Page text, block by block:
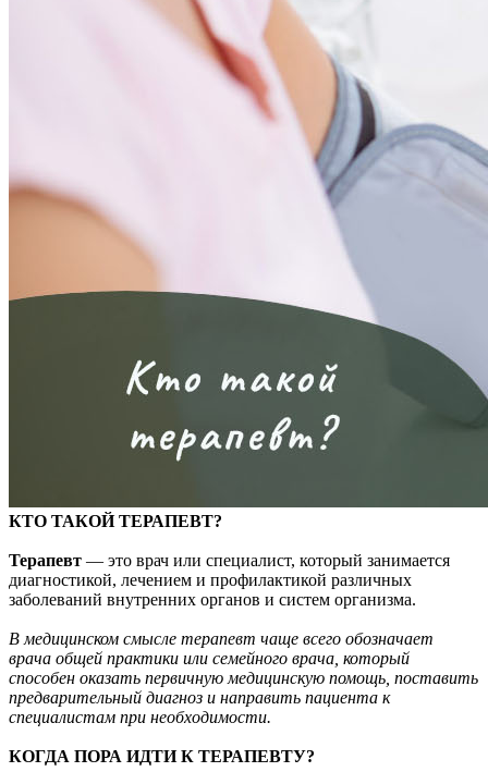
КТО ТАКОЙ ТЕРАПЕВТ?
Терапевт — это врач или специалист, который занимается
диагностикой, лечением и профилактикой различных
заболеваний внутренних органов и систем организма.
В медицинском смысле терапевт чаще всего обозначает
врача общей практики или семейного врача, который
способен оказать первичную медицинскую помощь, поставить
предварительный диагноз и направить пациента к
специалистам при необходимости.
КОГДА ПОРА ИДТИ К ТЕРАПЕВТУ?